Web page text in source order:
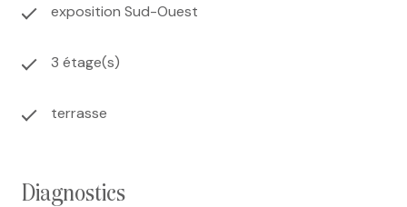
exposition Sud-Ouest
3 étage(s)
terrasse
diagnostics